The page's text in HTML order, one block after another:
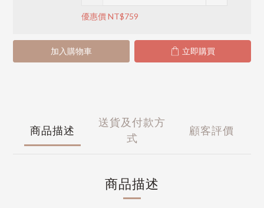
優惠價 NT$759
加入購物車 立即購買
商品描述
送貨及付款方
式
顧客評價
商品描述